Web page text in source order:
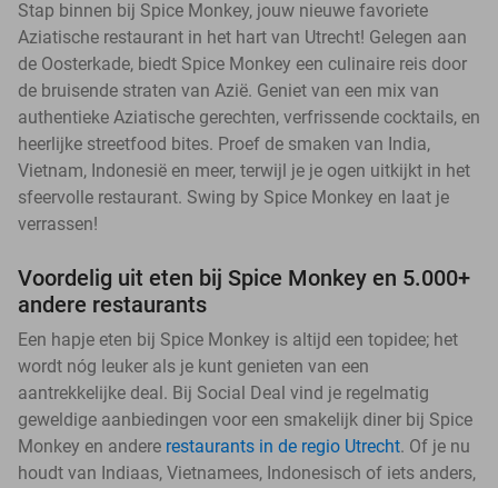
Stap binnen bij Spice Monkey, jouw nieuwe favoriete
Aziatische restaurant in het hart van Utrecht! Gelegen aan
de Oosterkade, biedt Spice Monkey een culinaire reis door
de bruisende straten van Azië. Geniet van een mix van
authentieke Aziatische gerechten, verfrissende cocktails, en
heerlijke streetfood bites. Proef de smaken van India,
Vietnam, Indonesië en meer, terwijl je je ogen uitkijkt in het
sfeervolle restaurant. Swing by Spice Monkey en laat je
verrassen!
Voordelig uit eten bij Spice Monkey en 5.000+
andere restaurants
Een hapje eten bij Spice Monkey is altijd een topidee; het
wordt nóg leuker als je kunt genieten van een
aantrekkelijke deal. Bij Social Deal vind je regelmatig
geweldige aanbiedingen voor een smakelijk diner bij Spice
Monkey en andere restaurants in de regio Utrecht. Of je nu
houdt van Indiaas, Vietnamees, Indonesisch of iets anders,